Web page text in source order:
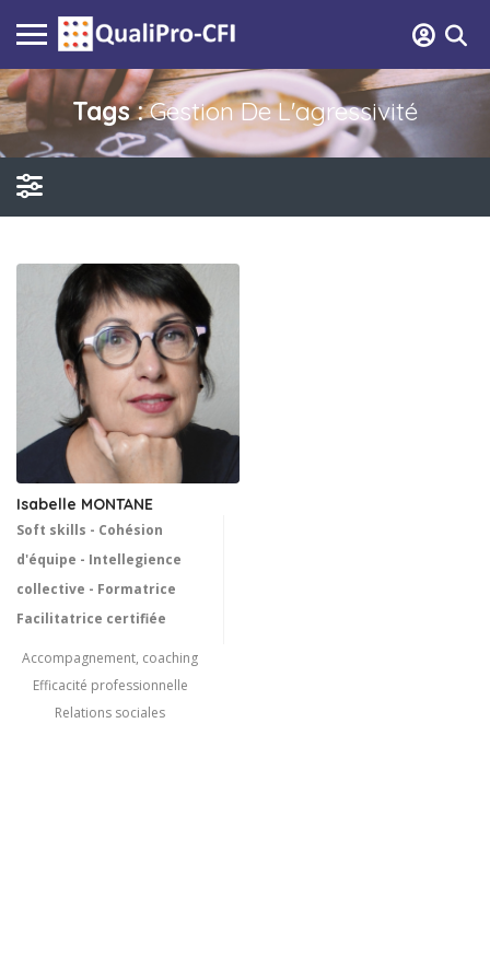
Tags :Gestion De L'agressivité
Isabelle MONTANE
Soft skills - Cohésion
d'équipe - Intellegience
collective - Formatrice
Facilitatrice certifiée
Accompagnement, coaching
Efficacité professionnelle
Relations sociales